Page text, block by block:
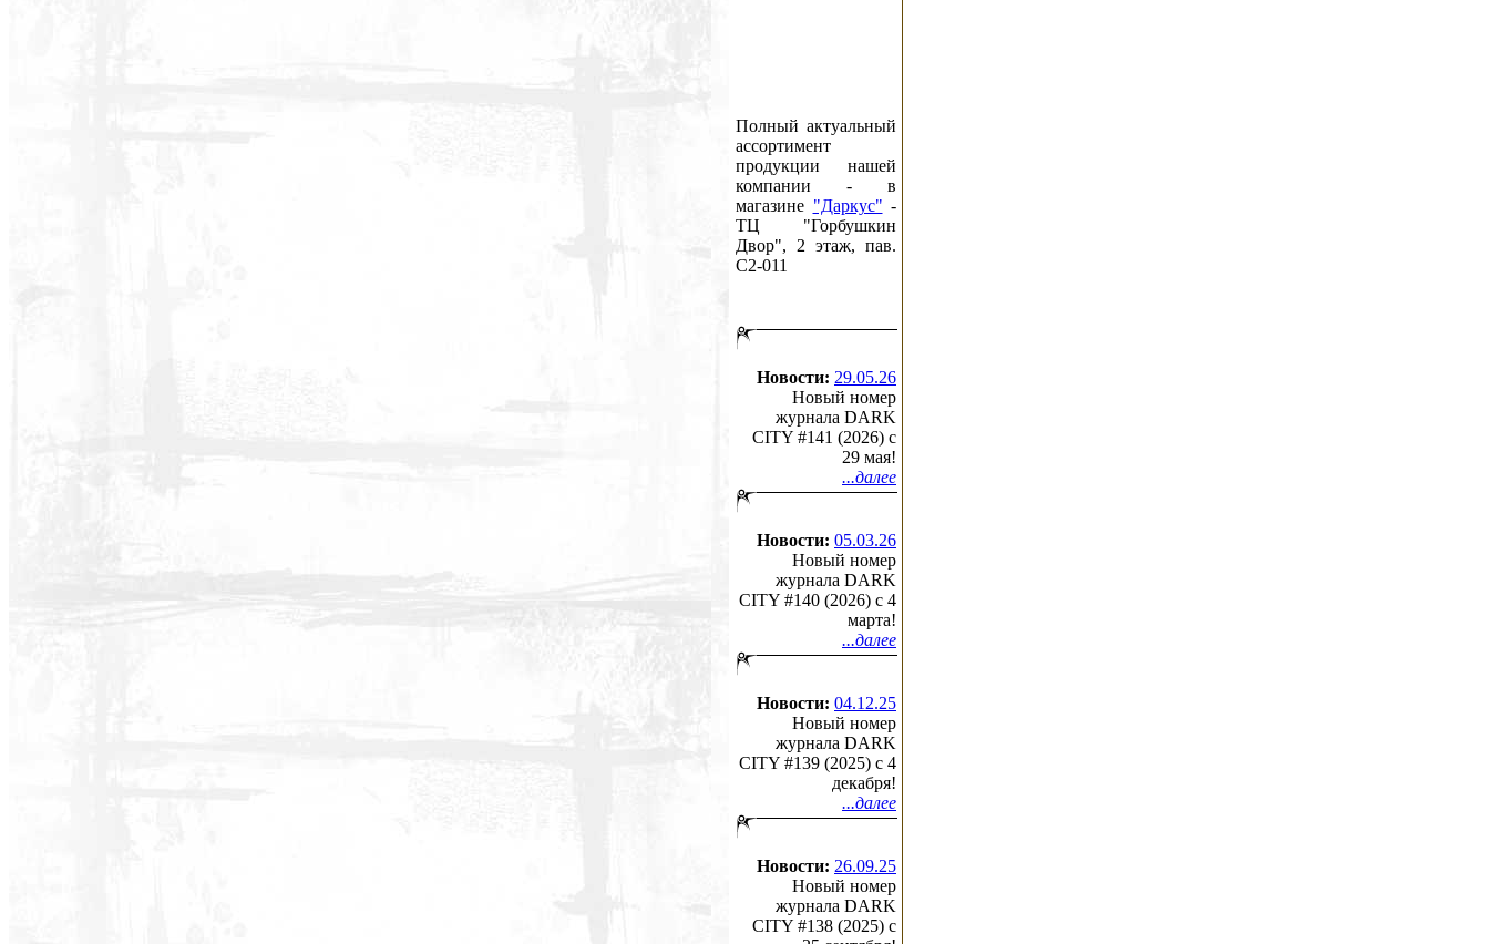
Полный актуальный
ассортимент
продукции нашей
компании - в
магазине "Даркус" -
ТЦ "Горбушкин
Двор", 2 этаж, пав.
C2-011
Новости: 29.05.26
Новый номер
журнала DARK
CITY #141 (2026) c
29 мая!
...далее
Новости: 05.03.26
Новый номер
журнала DARK
CITY #140 (2026) c 4
марта!
...далее
Новости: 04.12.25
Новый номер
журнала DARK
CITY #139 (2025) c 4
декабря!
...далее
Новости: 26.09.25
Новый номер
журнала DARK
CITY #138 (2025) c